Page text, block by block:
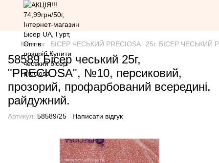
Каталог БІСЕР ЧЕСЬКИЙ PRECIOSA 25г. БІСЕР ЧЕСЬКИЙ
58589 Бісер чеський 25г,
"PRECIOSA", №10, персиковий,
прозорий, профарбований всередині,
райдужний.
Артикул: 58589/25 Написати відгук